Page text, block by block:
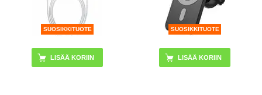
SUOSIKKITUOTE SUOSIKKITUOTE